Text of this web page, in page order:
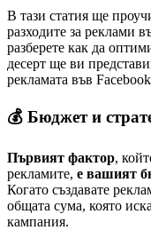
В тази статия ще
разходите за реклами
разберете как да
десерт ще ви
рекламата във
💰 Бюджет и
Първият фактор,
рекламите, е вашият
Когато създавате
общата сума, която
кампания.